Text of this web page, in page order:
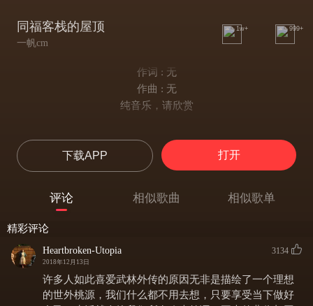
同福客栈的屋顶
一帆cm
1w+ 999+
作词 : 无
作曲 : 无
纯音乐，请欣赏
下载APP 打开
评论 相似歌曲 相似歌单
精彩评论
Heartbroken-Utopia
2018年12月13日
3134
许多人如此喜爱武林外传的原因无非是描绘了一个理想
的世外桃源，我们什么都不用去想，只要享受当下做好